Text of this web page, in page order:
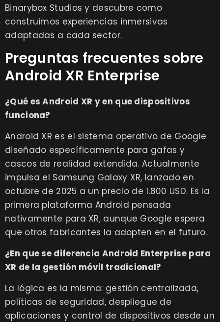
Binarybox Studios y descubre como
construimos experiencias inmersivas
adaptadas a cada sector.
Preguntas frecuentes sobre
Android XR Enterprise
¿Qué es Android XR y en que dispositivos
funciona?
Android XR es el sistema operativo de Google
diseñado específicamente para gafas y
cascos de realidad extendida. Actualmente
impulsa el Samsung Galaxy XR, lanzado en
octubre de 2025 a un precio de 1.800 USD. Es la
primera plataforma Android pensada
nativamente para XR, aunque Google espera
que otros fabricantes la adopten en el futuro.
¿En que se diferencia Android Enterprise para
XR de la gestión móvil tradicional?
La lógica es la misma: gestión centralizada,
políticas de seguridad, despliegue de
aplicaciones y control de dispositivos desde un